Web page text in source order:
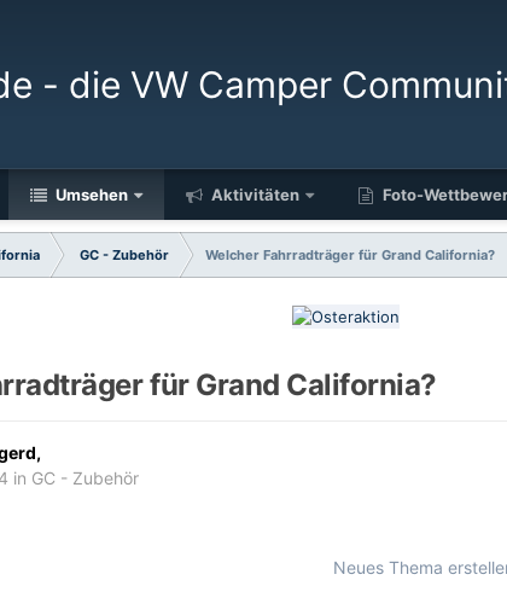
Umsehen Aktivitäten Foto-
GC - Zubehör Welcher Fahrradträger für Grand California?
für Grand California?
,
in GC - Zubehör
Neues Thema